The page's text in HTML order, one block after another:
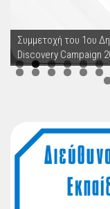
Συμμετοχή του 1ου
Discovery Campaign